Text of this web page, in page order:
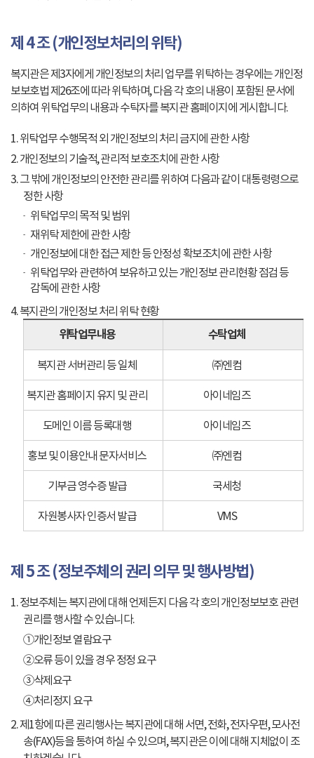
제 4 조 (개인정보처리의 위탁)
복지관은 제3자에게 개인정보의 처리 업무를 위탁하는 경우에는 개인정
보보호법 제26조에 따라 위탁하며, 다음 각 호의 내용이 포함된 문서에
의하여 위탁업무의 내용과 수탁자를 복지관 홈페이지에 게시합니다.
1. 위탁업무 수행목적 외 개인정보의 처리 금지에 관한 사항
2. 개인정보의 기술적, 관리적 보호조치에 관한 사항
3. 그 밖에 개인정보의 안전한 관리를 위하여 다음과 같이 대통령령으로
정한 사항
위탁업무의 목적 및 범위
재위탁 제한에 관한 사항
개인정보에 대한 접근 제한 등 안정성 확보조치에 관한 사항
위탁업무와 관련하여 보유하고 있는 개인정보 관리현황 점검 등
감독에 관한 사항
4. 복지관의 개인정보 처리 위탁 현황
위탁업무내용 수탁업체
복지관 서버관리 등 일체 ㈜엔컴
복지관 홈페이지 유지 및 관리 아이네임즈
도메인 이름 등록대행 아이네임즈
홍보 및 이용안내 문자서비스 ㈜엔컴
기부금 영수증 발급 국세청
자원봉사자 인증서 발급 VMS
제 5 조 (정보주체의 권리 의무 및 행사방법)
1. 정보주체는 복지관에 대해 언제든지 다음 각 호의 개인정보보호 관련
권리를 행사할 수 있습니다.
①개인정보 열람요구
②오류 등이 있을 경우 정정 요구
③삭제요구
④처리정지 요구
2. 제1항에 따른 권리행사는 복지관에 대해 서면, 전화, 전자우편, 모사전
송(FAX)등을 통하여 하실 수 있으며, 복지관은 이에 대해 지체없이 조